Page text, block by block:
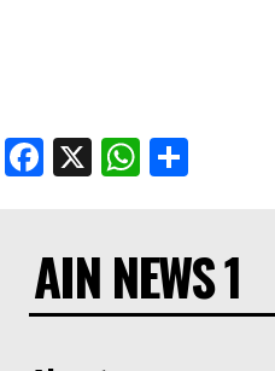
Facebook
X WhatsApp
AIN NEWS 1